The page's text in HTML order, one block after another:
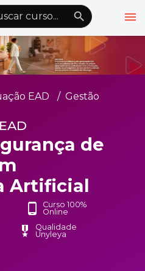
menu
nights_stay wb_sunny
keyboard_arrow_down
EAD Gestão
de
Artificial
phone_android
Curso 100%
Online
military_tech
Qualidade
Unyleya